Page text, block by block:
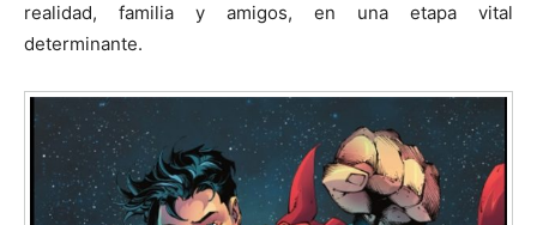
realidad, familia y amigos, en una etapa vital
determinante.